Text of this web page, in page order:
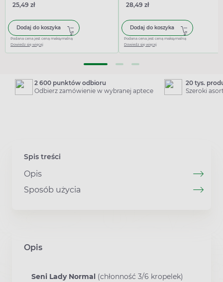
25,49 zł
Dodaj do koszyka
Podana cena jest ceną maksymalną
Dowiedz się więcej
28,49 zł
Dodaj do koszyka
Podana cena jest ceną maksymalną
Dowiedz się więcej
2 600 punktów odbioru
Odbierz zamówienie w wybranej aptece
20 tys.
Szeroki
Spis treści
Opis
Sposób użycia
Opis
Seni Lady Normal (chłonność 3/6 kropelek)